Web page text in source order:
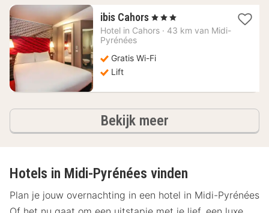
ibis Cahors 1
nacht
€
, 3 Sterren
Hotel in Cahors · 43 km van Midi-
Pyrénées
Gratis Wi-Fi
Lift
Bekijk meerhotels
Hotels in Midi-Pyrénées vinden
Plan je jouw overnachting in een hotel in Midi-Pyrénées